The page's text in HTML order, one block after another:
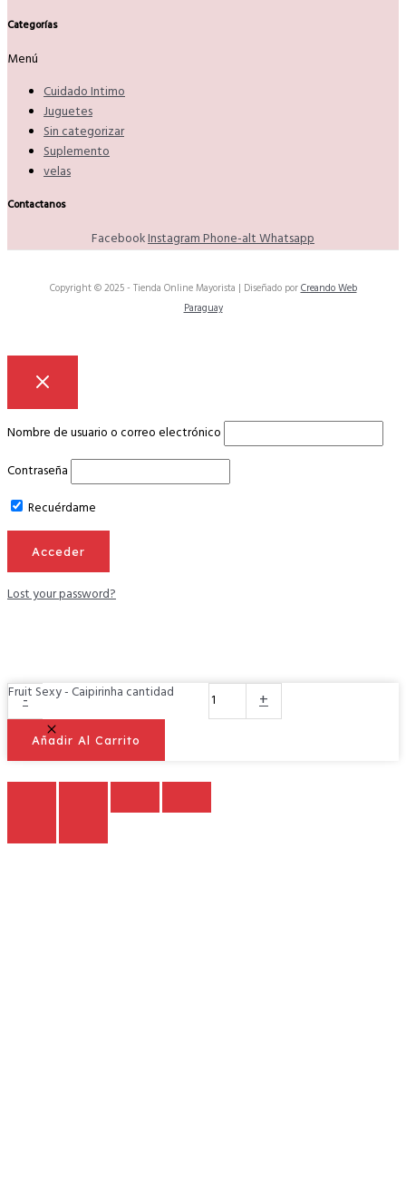
Categorías
Menú
Cuidado Intimo
Juguetes
Sin categorizar
Suplemento
velas
Contactanos
FacebookInstagramPhone-altWhatsapp
Copyright © 2025 - Tienda Online Mayorista | Diseñado porCreando Web
Paraguay
Nombre de usuario o correo electrónico
Contraseña
Recuérdame
Lost your password?
-
Fruit Sexy - Caipirinha cantidad +
Añadir Al Carrito